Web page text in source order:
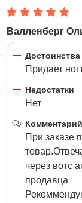
Валленберг
Достоинства
Придает
Недостатки
Нет
Комментарий
При заказе
через вотс
продавца